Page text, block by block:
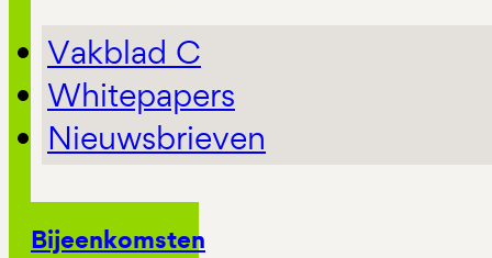
Vakblad C
Whitepapers
Nieuwsbrieven
Bijeenkomsten